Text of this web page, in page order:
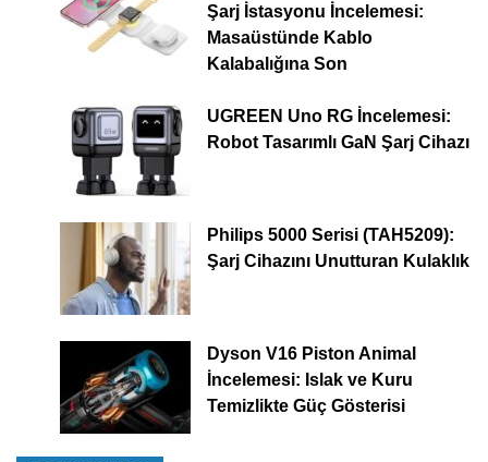
Şarj İstasyonu İncelemesi:
Masaüstünde Kablo
Kalabalığına Son
UGREEN Uno RG İncelemesi:
Robot Tasarımlı GaN Şarj Cihazı
Philips 5000 Serisi (TAH5209):
Şarj Cihazını Unutturan Kulaklık
Dyson V16 Piston Animal
İncelemesi: Islak ve Kuru
Temizlikte Güç Gösterisi